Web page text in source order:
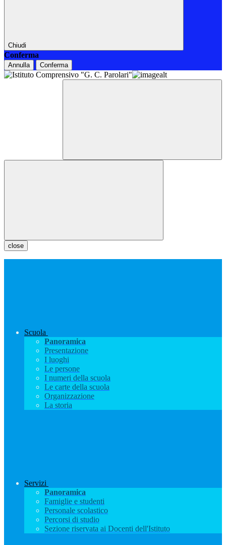
Chiudi
Conferma
Annulla Conferma
close
Scuola
Panoramica
Presentazione
I luoghi
Le persone
I numeri della scuola
Le carte della scuola
Organizzazione
La storia
Servizi
Panoramica
Famiglie e studenti
Personale scolastico
Percorsi di studio
Sezione riservata ai Docenti dell'Istituto